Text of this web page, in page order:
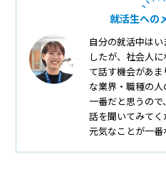
就活生への
自分の就活中は
したが、社会人
て話す機会があ
な業界・職種の
一番だと思うの
話を聞いてみて
元気なことが一番